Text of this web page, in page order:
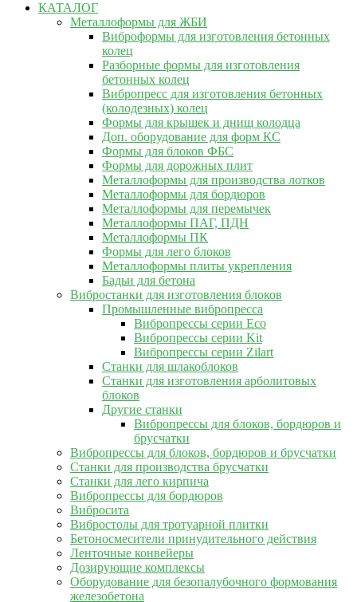
КАТАЛОГ
Металлоформы для ЖБИ
Виброформы для изготовления бетонных
колец
Разборные формы для изготовления
бетонных колец
Вибропресс для изготовления бетонных
(колодезных) колец
Формы для крышек и днищ колодца
Доп. оборудование для форм КС
Формы для блоков ФБС
Формы для дорожных плит
Металлоформы для производства лотков
Металлоформы для бордюров
Металлоформы для перемычек
Металлоформы ПАГ, ПДН
Металлоформы ПК
Формы для лего блоков
Металлоформы плиты укрепления
Бадьи для бетона
Вибростанки для изготовления блоков
Промышленные вибропресса
Вибропрессы серии Eco
Вибропрессы серии Kit
Вибропрессы серии Zilart
Станки для шлакоблоков
Станки для изготовления арболитовых
блоков
Другие станки
Вибропрессы для блоков, бордюров и
брусчатки
Вибропрессы для блоков, бордюров и брусчатки
Станки для производства брусчатки
Станки для лего кирпича
Вибропрессы для бордюров
Вибросита
Вибростолы для тротуарной плитки
Бетоносмесители принудительного действия
Ленточные конвейеры
Дозирующие комплексы
Оборудование для безопалубочного формования
железобетона